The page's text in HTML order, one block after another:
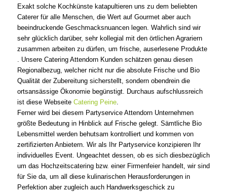
Exakt solche Kochkünste katapultieren uns zu dem beliebten
Caterer für alle Menschen, die Wert auf Gourmet aber auch
beeindruckende Geschmacksnuancen legen. Wahrlich sind wir
sehr glücklich darüber, sehr kollegial mit den örtlichen Agrariern
zusammen arbeiten zu dürfen, um frische, auserlesene Produkte
. Unsere Catering Attendorn Kunden schätzen genau diesen
Regionalbezug, welcher nicht nur die absolute Frische und Bio
Qualität der Zubereitung sicherstellt, sondern obendrein die
ortsansässige Ökonomie begünstigt. Durchaus aufschlussreich
ist diese Webseite Catering Peine.
Ferner wird bei diesem Partyservice Attendorn Unternehmen
größte Bedeutung in Hinblick auf Frische gelegt. Sämtliche Bio
Lebensmittel werden behutsam kontrolliert und kommen von
zertifizierten Anbietern. Wir als Ihr Partyservice konzipieren Ihr
individuelles Event. Ungeachtet dessen, ob es sich diesbezüglich
um das Hochzeitscatering bzw. einer Firmenfeier handelt, wir sind
für Sie da, um all diese kulinarischen Herausforderungen in
Perfektion aber zugleich auch Handwerksgeschick zu